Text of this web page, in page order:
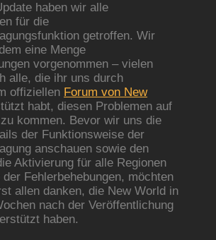
haben wir alle
für die
getroffen. Wir
eine Menge
vorgenommen – vielen
alle, die ihr uns durch
offiziellen Forum von New
habt, diesen Problemen auf
kommen. Bevor wir uns die
der Funktionsweise der
anschauen sowie den
Aktivierung für alle Regionen
Fehlerbehebungen, möchten
allen danken, die New World in
nach der Veröffentlichung
haben.